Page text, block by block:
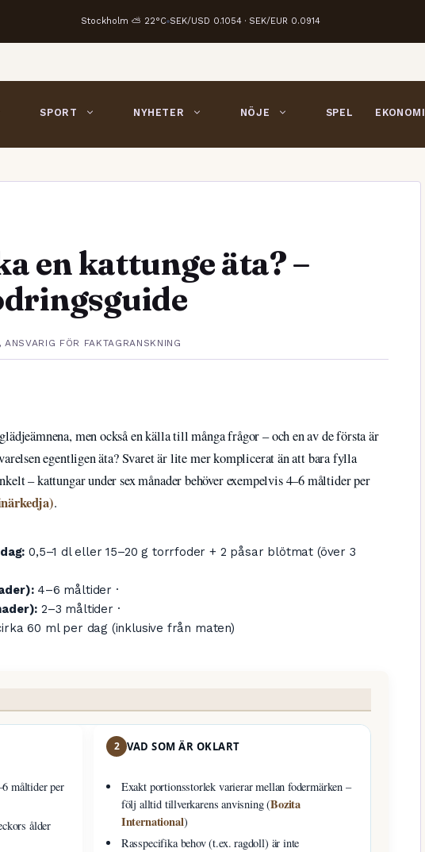
Stockholm ⛅ 22°C SEK/USD 0.1054 · SEK/EUR 0.0914
SPORT NYHETER NÖJE SPEL EKONOMI
en kattunge äta? –
, ANSVARIG FÖR FAKTAGRANSKNING
men också en källa till många frågor – och en av de första är
egentligen äta? Svaret är lite mer komplicerat än att bara fylla
– kattungar under sex månader behöver exempelvis 4–6 måltider per
.
0,5–1 dl eller 15–20 g torrfoder + 2 påsar blötmat (över 3
4–6 måltider ·
2–3 måltider ·
60 ml per dag (inklusive från maten)
måltider per
ålder
2 VAD SOM ÄR OKLART
Exakt portionsstorlek varierar mellan fodermärken –
följ alltid tillverkarens anvisning (Bozita
International)
Rasspecifika behov (t.ex. ragdoll) är inte